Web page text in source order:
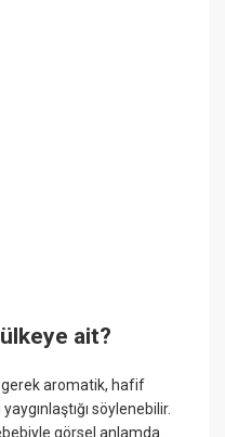
ait?
aromatik, hafif
söylenebilir.
görsel anlamda